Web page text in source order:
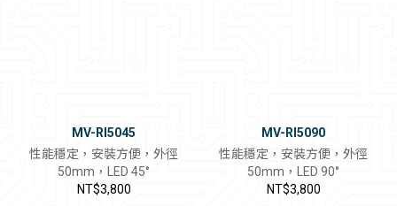
MV-RI5045
性能穩定，安裝方便，外徑
50mm，LED 45°
NT$3,800
MV-RI5090
性能穩定，安裝方便，外徑
50mm，LED 90°
NT$3,800